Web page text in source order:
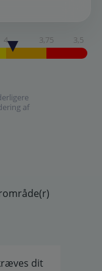
4 3,75 3,5
af
dit